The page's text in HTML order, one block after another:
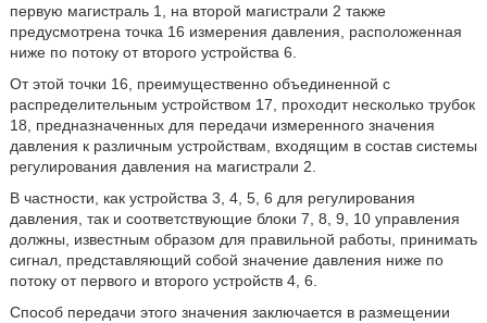
первую магистраль 1, на второй магистрали 2 также
предусмотрена точка 16 измерения давления, расположенная
ниже по потоку от второго устройства 6.
От этой точки 16, преимущественно объединенной с
распределительным устройством 17, проходит несколько трубок
18, предназначенных для передачи измеренного значения
давления к различным устройствам, входящим в состав системы
регулирования давления на магистрали 2.
В частности, как устройства 3, 4, 5, 6 для регулирования
давления, так и соответствующие блоки 7, 8, 9, 10 управления
должны, известным образом для правильной работы, принимать
сигнал, представляющий собой значение давления ниже по
потоку от первого и второго устройств 4, 6.
Способ передачи этого значения заключается в размещении